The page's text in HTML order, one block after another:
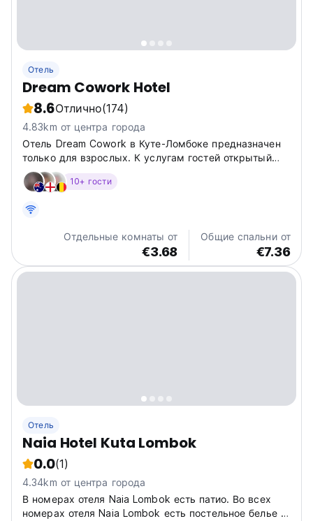
Отель
Dream Cowork Hotel
8.6Отлично(174)
4.83km от центра города
Отель Dream Cowork в Куте-Ломбоке предназначен
только для взрослых. К услугам гостей открытый
бассейн и сад.
10+ гости
Отдельные комнаты от
€3.68
Общие спальни от
€7.36
Отель
Naia Hotel Kuta Lombok
0.0(1)
4.34km от центра города
В номерах отеля Naia Lombok есть патио. Во всех
номерах отеля Naia Lombok есть постельное белье и